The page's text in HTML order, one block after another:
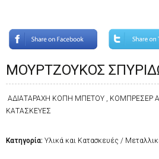
ΜΟΥΡΤΖΟΥΚΟΣ
ΑΔΙΑΤΑΡΑΧΗ ΚΟΠΗ ΜΠΕΤΟΥ , ΚΟΜΠΡΕΣΕΡ
ΚΑΤΑΣΚΕΥΕΣ
Κατηγορία: Υλικά και Κατασκευές /